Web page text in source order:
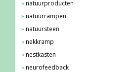
natuurproducten
natuurrampen
natuursteen
nekkramp
nestkasten
neurofeedback